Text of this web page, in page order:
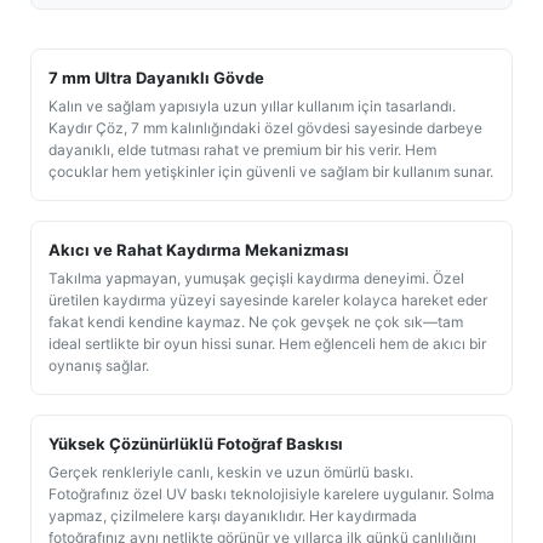
7 mm Ultra Dayanıklı Gövde
Kalın ve sağlam yapısıyla uzun yıllar kullanım için tasarlandı.
Kaydır Çöz, 7 mm kalınlığındaki özel gövdesi sayesinde darbeye
dayanıklı, elde tutması rahat ve premium bir his verir. Hem
çocuklar hem yetişkinler için güvenli ve sağlam bir kullanım sunar.
Akıcı ve Rahat Kaydırma Mekanizması
Takılma yapmayan, yumuşak geçişli kaydırma deneyimi. Özel
üretilen kaydırma yüzeyi sayesinde kareler kolayca hareket eder
fakat kendi kendine kaymaz. Ne çok gevşek ne çok sık—tam
ideal sertlikte bir oyun hissi sunar. Hem eğlenceli hem de akıcı bir
oynanış sağlar.
Yüksek Çözünürlüklü Fotoğraf Baskısı
Gerçek renkleriyle canlı, keskin ve uzun ömürlü baskı.
Fotoğrafınız özel UV baskı teknolojisiyle karelere uygulanır. Solma
yapmaz, çizilmelere karşı dayanıklıdır. Her kaydırmada
fotoğrafınız aynı netlikte görünür ve yıllarca ilk günkü canlılığını